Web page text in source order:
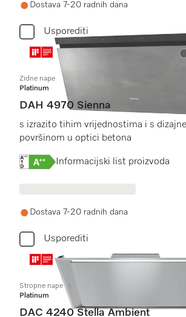
Dostava 7-20 radnih dana
Usporediti
Zidne nape
Platinum
DAH 4970 Sienna
s izrazito tihim vrijednostima i s
površinom u optici betona
Online Label Flag, Energetska
Informacijski list proizvoda
Dostava 7-20 radnih dana
Usporediti
Stropne nape
Platinum
DAC 4240 Stella Ambient